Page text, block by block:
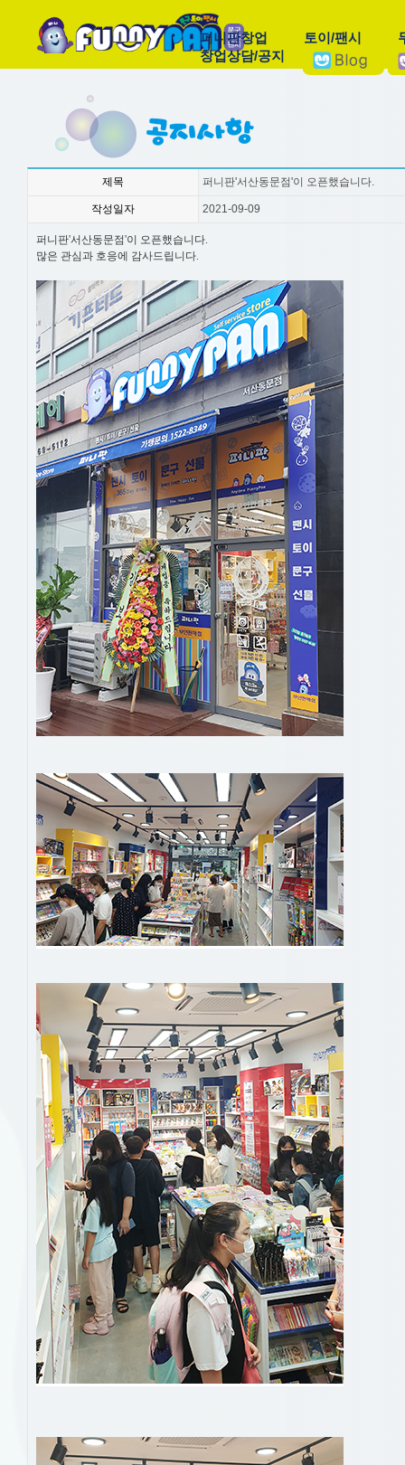
퍼니판창업 토이/팬시
창업상담/공지
제목 퍼니판'서산동문점'이 오픈했습니다.
작성일자 2021-09-09
퍼니판'서산동문점'이 오픈했습니다.
많은 관심과 호응에 감사드립니다.